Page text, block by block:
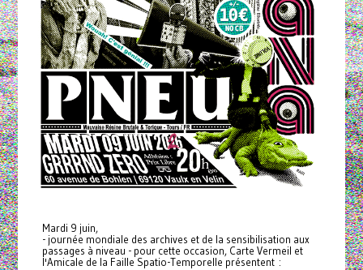
Mardi 9 juin,
- journée mondiale des archives et de la sensibilisation aux
passages à niveau - pour cette occasion, Carte Vermeil et
l'Amicale de la Faille Spatio-Temporelle présentent :